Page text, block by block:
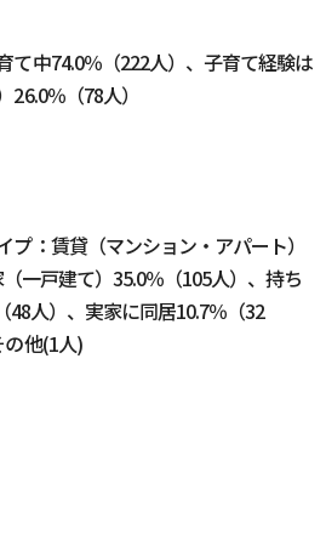
て中74.0％（222人）、子育て経験は
％（78人）
：賃貸（マンション・アパート）
一戸建て）35.0％（105人）、持ち
48人）、実家に同居10.7％（32
他(1人)